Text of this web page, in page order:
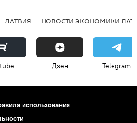
ЛАТВИЯ НОВОСТИ ЭКОНОМИКИ
Дзен Telegram
использования